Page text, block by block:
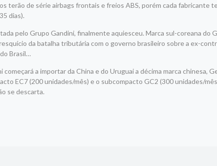
terão de série airbags frontais e freios ABS, porém cada fabricante
dias).
pelo Grupo Gandini, finalmente aquiesceu. Marca sul-coreana do
da batalha tributária com o governo brasileiro sobre a ex-
Brasil…
a importar da China e do Uruguai a décima marca chinesa,
EC7 (200 unidades/mês) e o subcompacto GC2 (300 unidades/
se descarta.